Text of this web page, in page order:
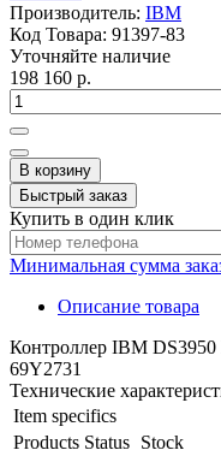
Производитель: IBM
Код Товара: 91397-83
Уточняйте наличие
198 160 р.
В корзину
Быстрый заказ
Купить в один клик
Минимальная сумма
Описание товара
Контроллер IBM DS3950
69Y2731
Технические
Item specifics
Products Status Stock